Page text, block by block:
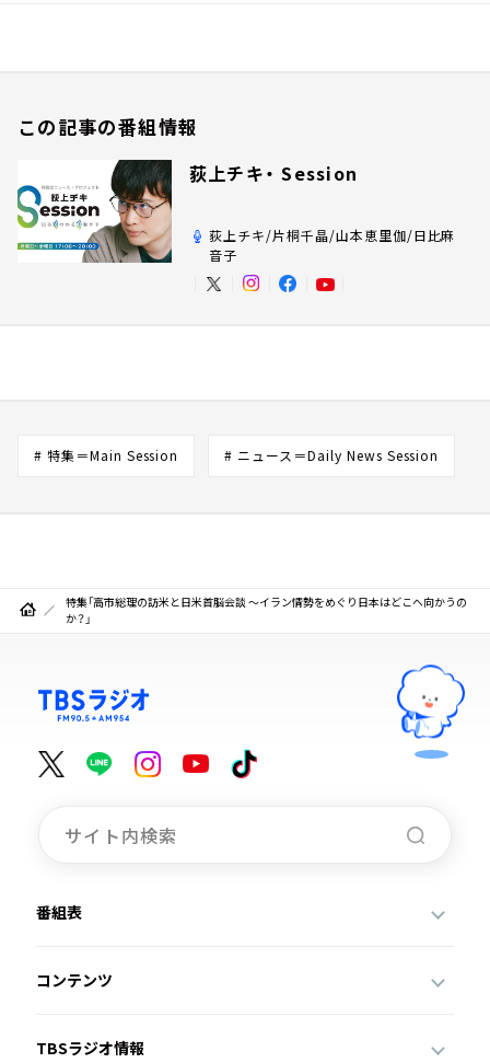
この記事の番組情報
荻上チキ・ Session
荻上チキ/片桐千晶/山本恵里伽/日比麻
音子
# 特集＝Main Session # ニュース＝Daily News Session
特集「高市総理の訪米と日米首脳会談 ～イラン情勢をめぐり日本はどこへ向かうの
か？」
番組表
コンテンツ
TBSラジオ情報